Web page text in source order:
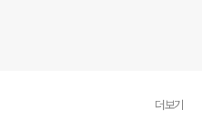
더보기